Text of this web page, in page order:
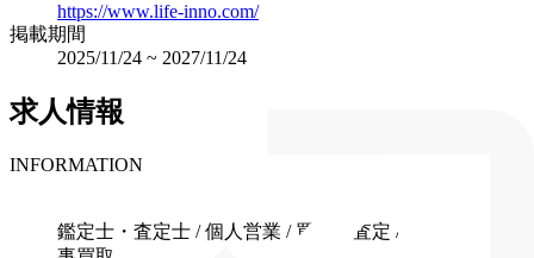
https://www.life-inno.com/
掲載期間
2025/11/24 ~ 2027/11/24
求人情報
INFORMATION
鑑定士・査定士 / 個人営業 / 買取・査定 / 出張買取、催